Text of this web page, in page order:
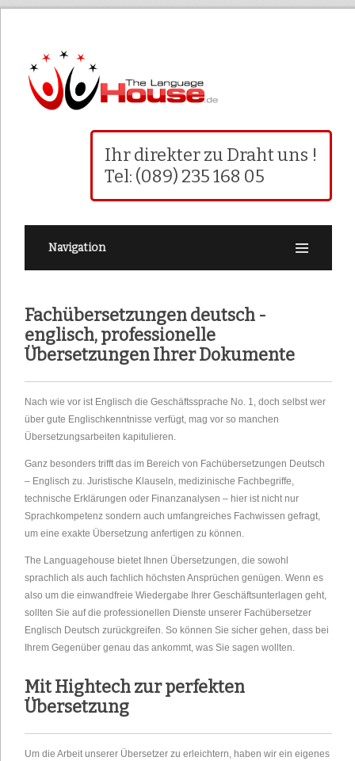
Ihr direkter zu Draht uns !
Tel: (089) 235 168 05
Navigation
Fachübersetzungen deutsch -
englisch, professionelle
Übersetzungen Ihrer Dokumente
Nach wie vor ist Englisch die Geschäftssprache No. 1, doch selbst wer
über gute Englischkenntnisse verfügt, mag vor so manchen
Übersetzungsarbeiten kapitulieren.
Ganz besonders trifft das im Bereich von Fachübersetzungen Deutsch
– Englisch zu. Juristische Klauseln, medizinische Fachbegriffe,
technische Erklärungen oder Finanzanalysen – hier ist nicht nur
Sprachkompetenz sondern auch umfangreiches Fachwissen gefragt,
um eine exakte Übersetzung anfertigen zu können.
The Languagehouse bietet Ihnen Übersetzungen, die sowohl
sprachlich als auch fachlich höchsten Ansprüchen genügen. Wenn es
also um die einwandfreie Wiedergabe Ihrer Geschäftsunterlagen geht,
sollten Sie auf die professionellen Dienste unserer Fachübersetzer
Englisch Deutsch zurückgreifen. So können Sie sicher gehen, dass bei
Ihrem Gegenüber genau das ankommt, was Sie sagen wollten.
Mit Hightech zur perfekten
Übersetzung
Um die Arbeit unserer Übersetzer zu erleichtern, haben wir ein eigenes